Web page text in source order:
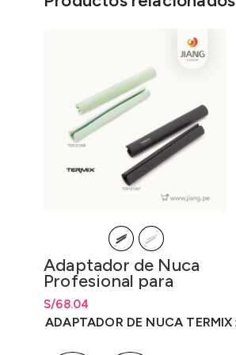
Adaptador de Nuca
Profesional para
Lavacabeza Termix
S/68.04
Rango de precios: desde
S/68.04hasta S/68.04
ADAPTADOR DE NUCA TERMIX